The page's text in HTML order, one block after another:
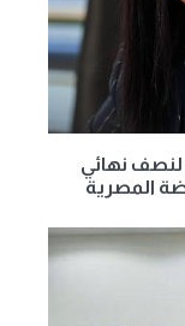
نهائي
المصرية